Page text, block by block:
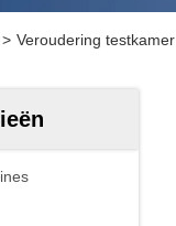
> Veroudering testkamer